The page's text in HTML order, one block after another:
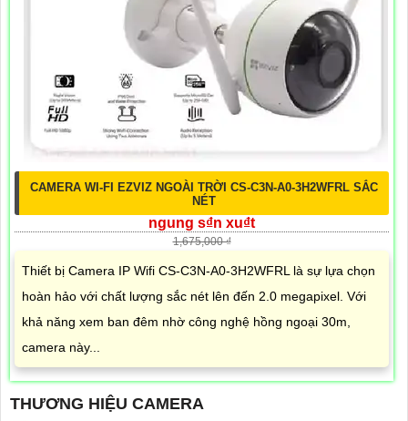
CAMERA WI-FI EZVIZ NGOÀI TRỜI CS-C3N-A0-3H2WFRL SẮC
NÉT
ngung s₫n xu₫t
1,675,000 ₫
Thiết bị Camera IP Wifi CS-C3N-A0-3H2WFRL là sự lựa chọn
hoàn hảo với chất lượng sắc nét lên đến 2.0 megapixel. Với
khả năng xem ban đêm nhờ công nghệ hồng ngoại 30m,
camera này...
THƯƠNG HIỆU CAMERA